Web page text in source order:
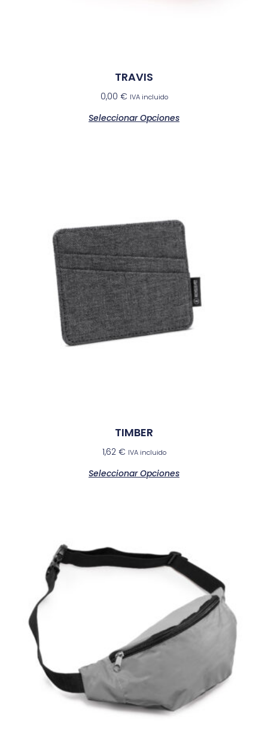
TRAVIS
0,00 € IVA incluido
Seleccionar Opciones
TIMBER
1,62 € IVA incluido
Seleccionar Opciones